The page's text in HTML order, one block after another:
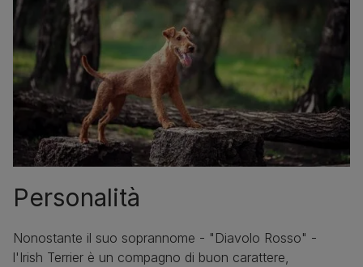
Personalità
Nonostante il suo soprannome - "Diavolo Rosso" -
l'Irish Terrier è un compagno di buon carattere,